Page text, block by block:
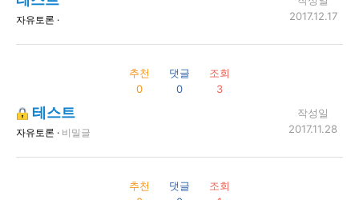
자유토론 ·
2017.12.17
추천
0
댓글
0
조회
3
테스트
자유토론 · 비밀글
작성일
2017.11.28
추천
댓글
조회